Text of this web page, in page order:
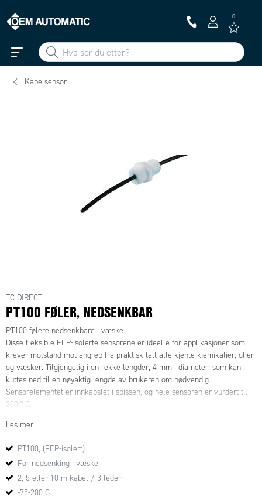
0
Kabelsensor
TC DIRECT
PT100 FØLER, NEDSENKBAR
PT100 følere nedsenkbare i væske.
Disse fleksible FEP-isolerte sensorene er ideelle for applikasjoner som
krever motstand mot angrep fra praktisk talt alle kjente kjemikalier, oljer
og væsker. Tilgjengelig i en rekke lengder, 4 mm i diameter, som kan
kuttes ned til en nøyaktig lengde av brukeren om nødvendig.
Sensorelementet er innkapslet i spissen, og hele sensoren er vurdert til
200 ° C.
IEC 60751 klasse B RTD PT100-element og finnes i PT1000 på
PT100 3-leder
For 2-leder bruk : Benytt en rød og en hvit
For 3-leder bruk : Benytt to røde og en hvit.
Les mer
PT100, (FEP-isolert)
For nedsenking i væske
2, 5 eller 10 m kabel / 3-leder
-75-200 C